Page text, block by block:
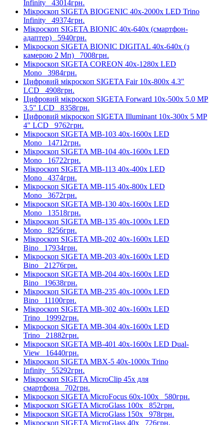
Infinity 43014грн.
Мікроскоп SIGETA BIOGENIC 40x-2000x LED Trino
Infinity 49374грн.
Мікроскоп SIGETA BIONIC 40x-640x (смартфон-
адаптер) 5940грн.
Мікроскоп SIGETA BIONIC DIGITAL 40x-640x (з
камерою 2 Mп) 7008грн.
Мікроскоп SIGETA COREON 40x-1280x LED
Mono 3984грн.
Цифровий мікроскоп SIGETA Fair 10x-800x 4.3"
LCD 4908грн.
Цифровий мікроскоп SIGETA Forward 10x-500x 5.0 MP
3.5" LCD 8358грн.
Цифровий мікроскоп SIGETA Illuminant 10x-300x 5 MP
4" LCD 9762грн.
Мікроскоп SIGETA MB-103 40x-1600x LED
Mono 14712грн.
Мікроскоп SIGETA MB-104 40x-1600x LED
Mono 16722грн.
Мікроскоп SIGETA MB-113 40x-400x LED
Mono 4374грн.
Мікроскоп SIGETA MB-115 40x-800x LED
Mono 3672грн.
Мікроскоп SIGETA MB-130 40x-1600x LED
Mono 13518грн.
Мікроскоп SIGETA MB-135 40x-1000x LED
Mono 8256грн.
Мікроскоп SIGETA MB-202 40x-1600x LED
Bino 17934грн.
Мікроскоп SIGETA MB-203 40x-1600x LED
Bino 21276грн.
Мікроскоп SIGETA MB-204 40x-1600x LED
Bino 19638грн.
Мікроскоп SIGETA MB-235 40x-1000x LED
Bino 11100грн.
Мікроскоп SIGETA MB-302 40x-1600x LED
Trino 19992грн.
Мікроскоп SIGETA MB-304 40x-1600x LED
Trino 21882грн.
Мікроскоп SIGETA MB-401 40x-1600x LED Dual-
View 16440грн.
Мікроскоп SIGETA MBX-5 40x-1000x Trino
Infinity 55292грн.
Мікроскоп SIGETA MicroClip 45x для
смартфона 702грн.
Мікроскоп SIGETA MicroFocus 60x-100x 580грн.
Мікроскоп SIGETA MicroGlass 100x 852грн.
Мікроскоп SIGETA MicroGlass 150x 978грн.
Мікроскоп SIGETA MicroGlass 40x 726грн.